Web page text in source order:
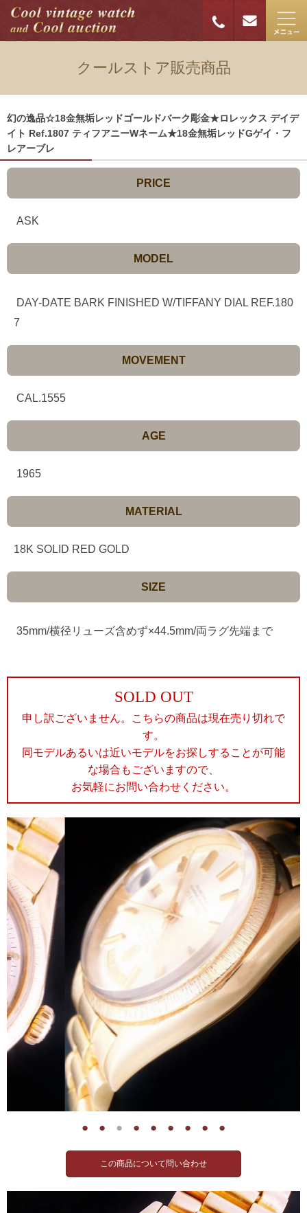
クールストア販売商品
幻の逸品☆18金無垢レッドゴールドバーク彫金★ロレックス デイデ
イト Ref.1807 ティフアニーWネーム★18金無垢レッドGゲイ・フ
レアーブレ
PRICE
ASK
MODEL
DAY-DATE BARK FINISHED W/TIFFANY DIAL REF.180
7
MOVEMENT
CAL.1555
AGE
1965
MATERIAL
18K SOLID RED GOLD
SIZE
35mm/横径リューズ含めず×44.5mm/両ラグ先端まで
SOLD OUT
申し訳ございません。こちらの商品は現在売り切れで
す。
同モデルあるいは近いモデルをお探しすることが可能
な場合もございますので、
お気軽にお問い合わせください。
● ● ● ● ● ● ● ● ●